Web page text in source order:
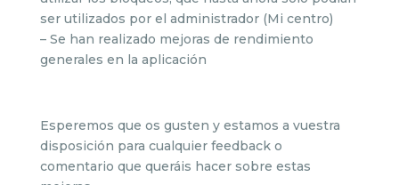
ser utilizados por el administrador (Mi centro)
– Se han realizado mejoras de rendimiento
generales en la aplicación
Esperemos que os gusten y estamos a vuestra
disposición para cualquier feedback o
comentario que queráis hacer sobre estas